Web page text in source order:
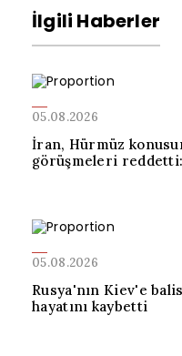
İlgili Haberler
05.08.2026
İran, Hürmüz
görüşmeleri reddetti:
05.08.2026
Rusya'nın Kiev'e
hayatını kaybetti